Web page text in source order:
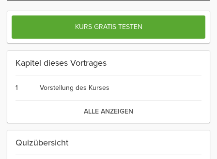
KURS GRATIS TESTEN
Kapitel dieses Vortrages
1 Vorstellung des Kurses
ALLE ANZEIGEN
Quizübersicht